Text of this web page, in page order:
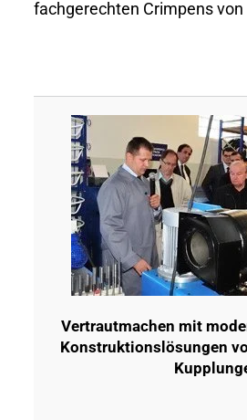
fachgerechten Crimpens
Vertrautmachen mit
Konstruktionslösungen